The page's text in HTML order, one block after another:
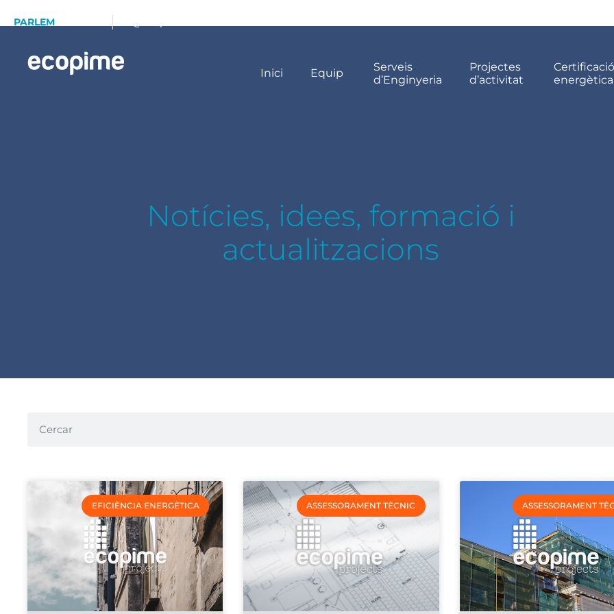
PARLEM
Inici Equip
Serveis
d’Enginyeria
Projectes
d’activitat
Certificació
energètica
Notícies, idees, formació i
actualitzacions
EFICIÈNCIA ENERGÈTICA ASSESSORAMENT TÈCNIC ASSESSORAMENT